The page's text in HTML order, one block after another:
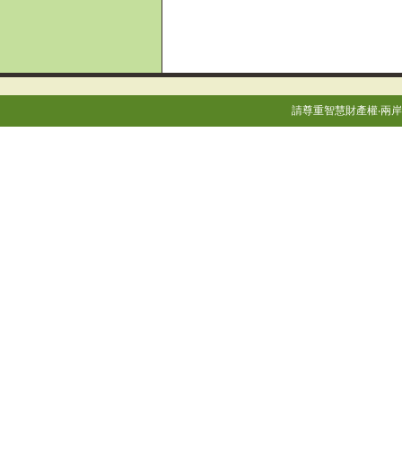
請尊重智慧財產權‧兩